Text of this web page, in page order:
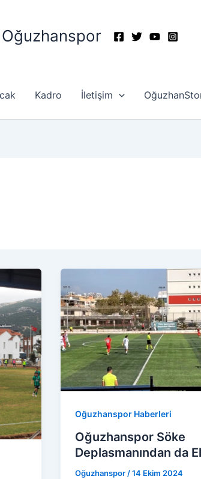
Kadro İletişim
Oğuzhanspor Haberleri
Oğuzhanspor Söke
Deplasmanından da
Oğuzhanspor/14 Ekim 2024